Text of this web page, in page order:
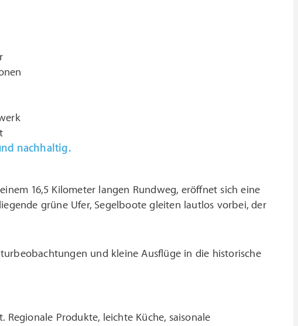
nachhaltig.
16,5 Kilometer langen Rundweg, eröffnet sich eine
grüne Ufer, Segelboote gleiten lautlos vorbei, der
und kleine Ausflüge in die historische
Produkte, leichte Küche, saisonale